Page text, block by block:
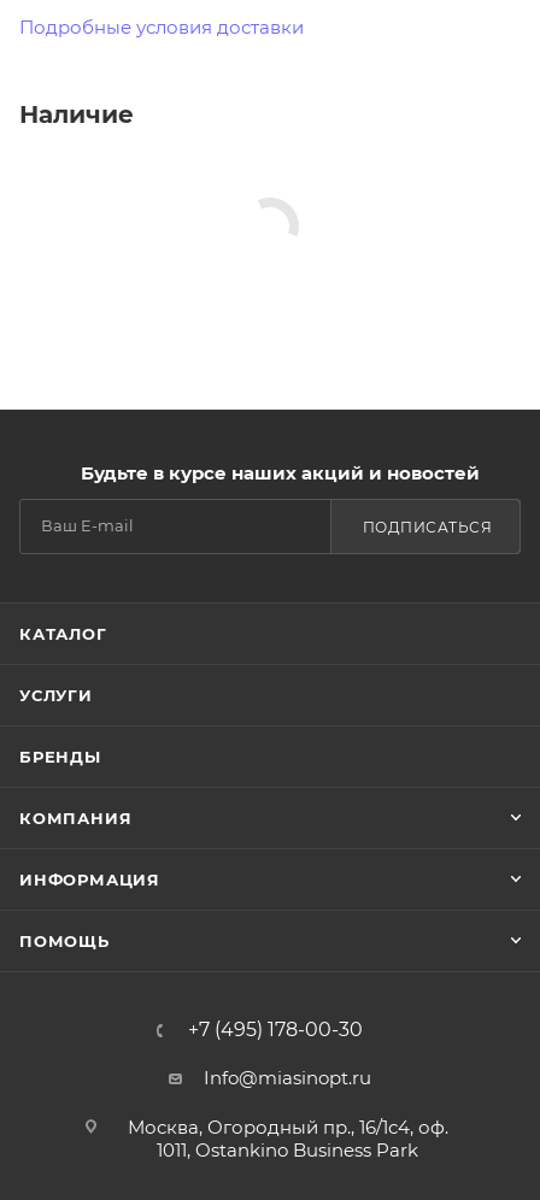
Подробные условия доставки
Наличие
Будьте в курсе наших акций и новостей
ПОДПИСАТЬСЯ
КАТАЛОГ
УСЛУГИ
БРЕНДЫ
КОМПАНИЯ
ИНФОРМАЦИЯ
ПОМОЩЬ
+7 (495) 178-00-30
Info@miasinopt.ru
Москва, Огородный пр., 16/1с4, оф.
1011, Ostankino Business Park